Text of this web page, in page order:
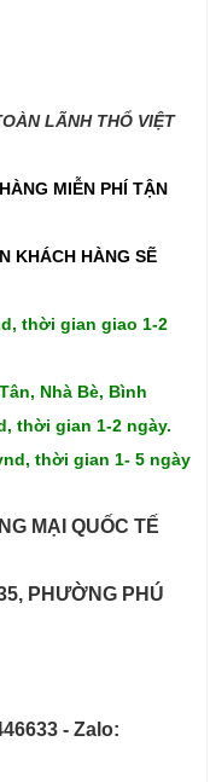
LÃNH THỔ VIỆT
MIỄN PHÍ TẬN
KHÁCH HÀNG SẼ
thời gian giao 1-2
Nhà Bè, Bình
thời gian 1-2 ngày.
thời gian 1- 5 ngày
MẠI QUỐC TẾ
PHƯỜNG PHÚ
- Zalo: